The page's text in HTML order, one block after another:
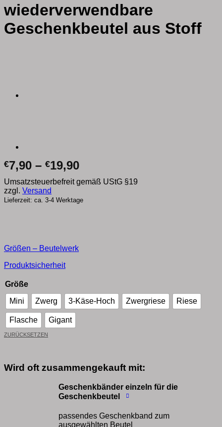
wiederverwendbare
Geschenkbeutel aus Stoff
€7,90 – €19,90Preisspanne:
€7,90
bis
€19,90
Umsatzsteuerbefreit gemäß UStG §19
zzgl. Versand
Lieferzeit: ca. 3-4 Werktage
Größen – Beutelwerk
Produktsicherheit
Größe
Mini Zwerg 3-Käse-Hoch Zwergriese Riese
Flasche Gigant
ZURÜCKSETZEN
Wird oft zusammengekauft mit:
Geschenkbänder einzeln für die
Geschenkbeutel
passendes Geschenkband zum
ausgewählten Beutel